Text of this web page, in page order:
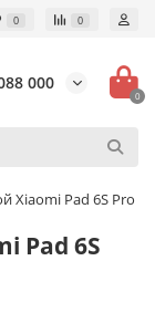
0 0
000
0
Xiaomi Pad 6S Pro
Pad 6S